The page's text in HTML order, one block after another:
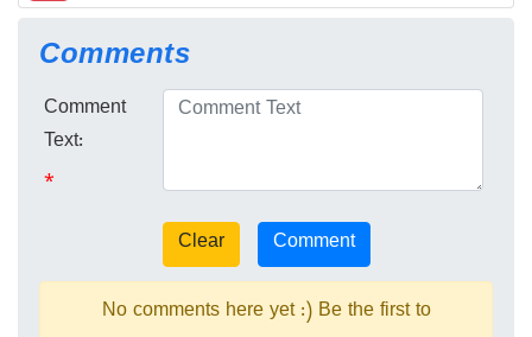
Comments
Comment
Text:
*
No comments here yet :) Be the first to